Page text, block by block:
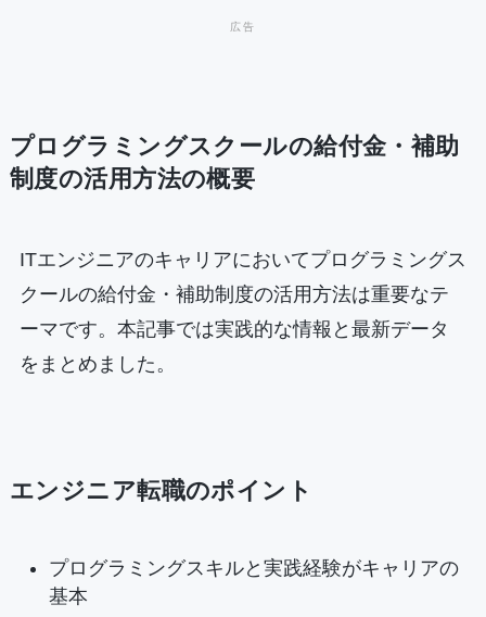
プログラミングスクールの給付金・補助
制度の活用方法の概要
ITエンジニアのキャリアにおいてプログラミングス
クールの給付金・補助制度の活用方法は重要なテ
ーマです。本記事では実践的な情報と最新データ
をまとめました。
エンジニア転職のポイント
プログラミングスキルと実践経験がキャリアの
基本